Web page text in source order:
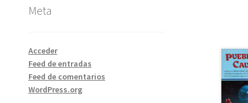
Meta
Acceder
Feed de entradas
Feed de comentarios
WordPress.org